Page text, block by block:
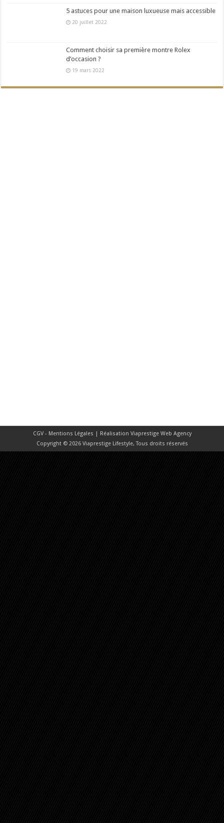
5 astuces pour une maison luxueuse mais accessible
20 juillet 2022
Comment choisir sa première montre Rolex
d’occasion ?
19 mars 2022
CGV - Mentions Légales | Réalisation Viaprestige Web Agency
Copyright © 2026 Viaprestige Lifestyle, Tous droits réservés